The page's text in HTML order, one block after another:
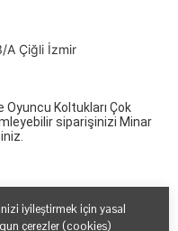
iyileştirmek için yasal
çerezler (cookies)
A Çiğli İzmir
Oyuncu Koltukları Çok
siparişinizi Minar